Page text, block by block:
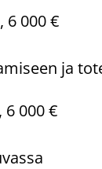
6 000 €
ja
000 €